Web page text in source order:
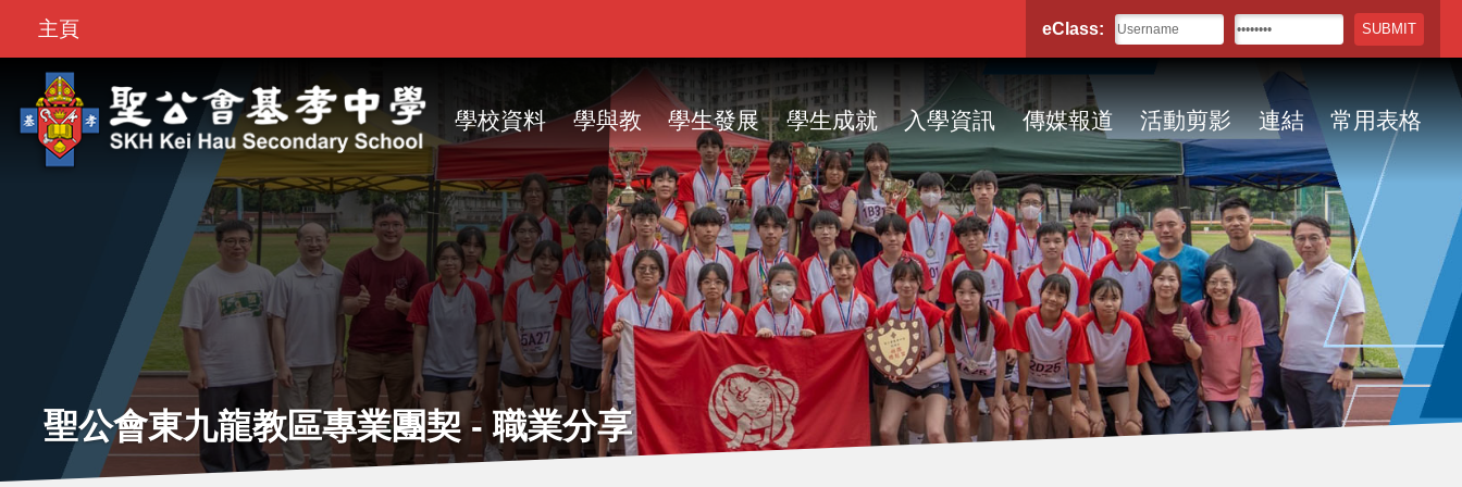
移至主內容
Bar
主頁 eClass:
navigation
學校資料 學與教 學生發展 學生成就 入學資訊 傳媒報道 活動剪影 連結 常用表格
聖公會東九龍教區專業團契 - 職業分享